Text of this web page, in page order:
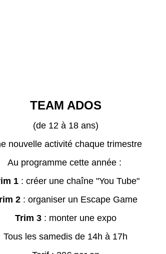
TEAM ADOS
(de 12 à 18 ans)
nouvelle activité chaque trimestre
Au programme cette année :
1: créer une chaîne "You Tube"
2: organiser un Escape Game
Trim 3: monter une expo
Tous les samedis de 14h à 17h